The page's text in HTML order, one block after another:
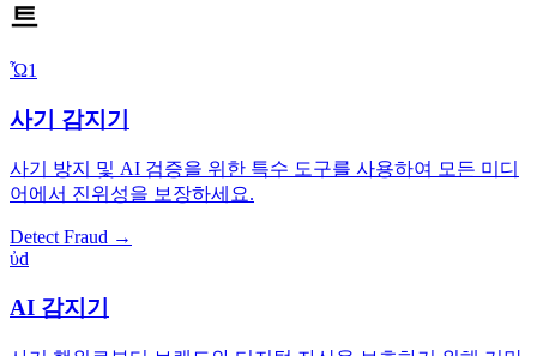
트
Ὦ1️
사기 감지기
사기 방지 및 AI 검증을 위한 특수 도구를 사용하여 모든 미디
어에서 진위성을 보장하세요.
Detect Fraud →
ὐd
AI 감지기